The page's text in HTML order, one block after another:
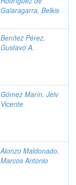
Galaragarra, Belkis
Benítez Pérez,
Gustavo A.
Gómez Marín, Jeiv
Vicente
Alonzo Maldonado,
Marcos Antonio